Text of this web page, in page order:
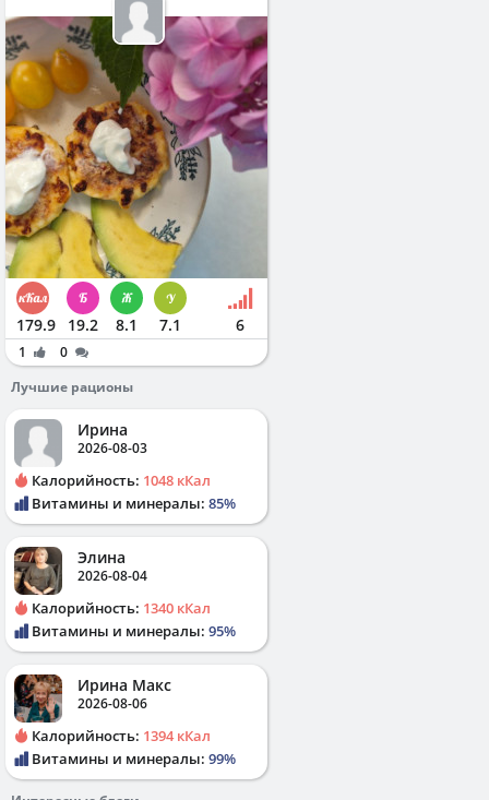
179.9 19.2 8.1 7.1 6
1
0
Лучшие рационы
Ирина
2026-08-03
Калорийность: 1048 кКал
Витамины и минералы: 85%
Элина
2026-08-04
Калорийность: 1340 кКал
Витамины и минералы: 95%
Ирина Макс
2026-08-06
Калорийность: 1394 кКал
Витамины и минералы: 99%